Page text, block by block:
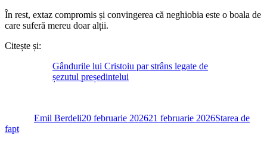
În rest, extaz compromis și convingerea că neghiobia este o boala de
care suferă mereu doar alții.
Citește și:
Gândurile lui Cristoiu par strâns legate de
șezutul președintelui
Emil Berdeli20 februarie 202621 februarie 2026Starea de
fapt